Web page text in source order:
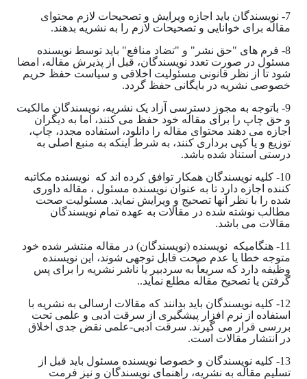
7- نویسندگان باید اجازه ویرایش و تصحیحات لازم محتوای
مقاله برای خوانایی و تصحیحات لازم را به نشریه بدهند.
8- فرم های "حق نشر" و "تضاد منافع" باید توسط نویسنده
مسئول در صورت تعدد نویسندگان، قبل از پذیرش مقاله، امضا
شود تا از نظر قانونی مسئولیت اخلاقی و سیاست حفظ حریم
خصوصی نشریه در بایگانی حفظ گردد.
9- باتوجه به مجوز دسترسی آزاد یک نشریه، نویسندگان مالکیت
و حق چاپ را برای مقاله خود حفظ می کنند، اما به دیگران
اجازه می دهند محتوای مقاله را دانلود، استفاده مجدد، چاپ،
توزیع و یا کپی برداری کنند، به شرط اینکه به منبع اصلی به
درستی استناد شده باشد.
10- کلیه نویسندگان همکار توافق کرده اند که نویسنده مکاتبه
کننده اجازه دارد تا به عنوان نویسنده مسئول ، مقاله داوری
شده را با نظر آنها تصحیج و ویرایش نماید. مسئولیت صحت
مطالب نوشته شده در مقالات به عهده تمام نویسندگان
مقالات می باشد.
11- هنگامیکه نویسنده (نویسندگان) در مقاله منتشر شده خود
متوجه خطا یا عدم صحت قابل توجهی شوند، این نویسنده
وظیفه دارد که سریعاً به سردبیر یا ناشر نشریه را برای پس
گرفتن یا تصحیح مقاله مطلع نماید..
12- کلیه نویسندگان باید بدانند که مقالات ارسالی به نشریه با
استفاده از نرم افزار پیشگیری از سرقت ادبی و علمی تحت
بررسی قرار می گیرند. سرقت ادبی-علمی نقض جدی اخلاق
در انتشار مقالات است.
13- کلیه نویسندگان و خصوصا نویسنده مسئول باید قبل از
تسلیم مقاله به نشریه، راهنمای نویسندگان و نیز فرمت